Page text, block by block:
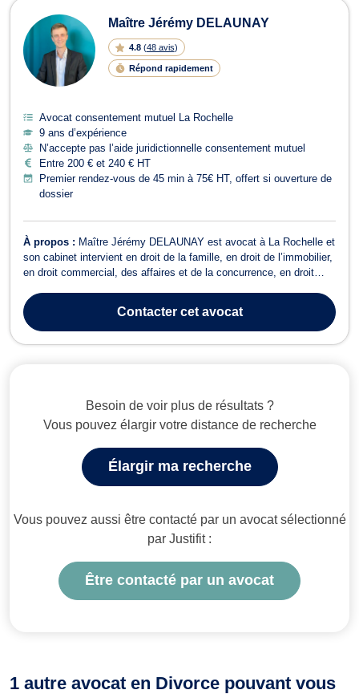
Maître Jérémy DELAUNAY
4.8 (48 avis)
Répond rapidement
Avocat consentement mutuel La Rochelle
9 ans d’expérience
N’accepte pas l’aide juridictionnelle consentement mutuel
Entre 200 € et 240 € HT
Premier rendez-vous de 45 min à 75€ HT, offert si ouverture de
dossier
À propos : Maître Jérémy DELAUNAY est avocat à La Rochelle et
son cabinet intervient en droit de la famille, en droit de l’immobilier,
en droit commercial, des affaires et de la concurrence, en droit
créances, saisies et procédures d’exécution. Son cabinet pourra
vous conseille...
Contactercet avocat
Besoin de voir plus de résultats ?
Vous pouvez élargir votre distance de recherche
Élargir ma recherche
Vous pouvez aussi être contacté par un avocat sélectionné
par Justifit :
Être contacté par un avocat
1 autre avocat en Divorce pouvant vous